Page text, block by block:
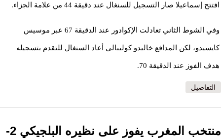
افتتح إسماعيلا صار التسجيل للسنغال عند دقيقة 44 من علامة الجزاء.
وفي الشوط الثاني تعادلت الإكوادور عند الدقيقة 67 عبر موسيس
كايسيدو، لكن المدافع خاليدو كوليبالي أعاد السنغال للتقدم بتسجيله
هدف الفوز عند الدقيقة 70.
التفاصيل
منتخب المغرب يفوز على نظيره البلجيكي 2-